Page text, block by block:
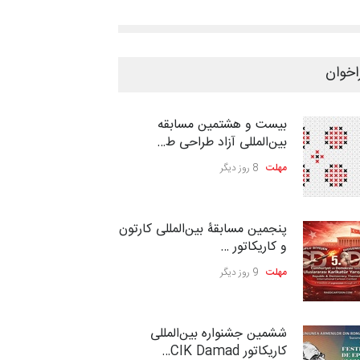
بیست و هشتمین مسابقه
بین‌المللی آزاد طراحی ط…
مهلت 8 روز دیگر
پنجمین مسابقۀ بین‌المللی کارتون
و کاریکاتور …
مهلت 9 روز دیگر
ششمین جشنواره بین‌المللی
کاریکاتور CIK Damad…